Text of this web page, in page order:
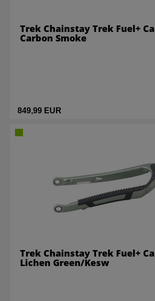
849,99 EUR
Trek Chainstay Trek Fuel+
Carbon Smoke
Trek Chainstay Trek Fuel+
Lichen Green/Kesw